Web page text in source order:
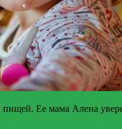
Ее мама Алена